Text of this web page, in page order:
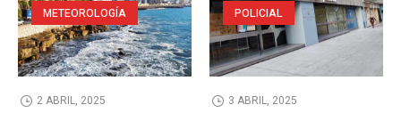
METEOROLOGÍA
2 ABRIL, 2025
POLICIAL
3 ABRIL, 2025